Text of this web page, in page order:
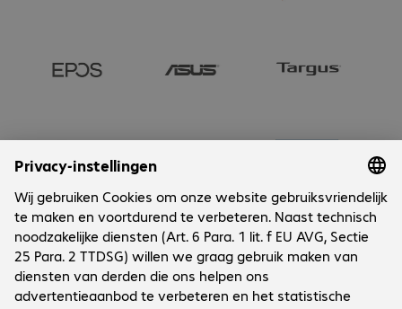
Onderneming